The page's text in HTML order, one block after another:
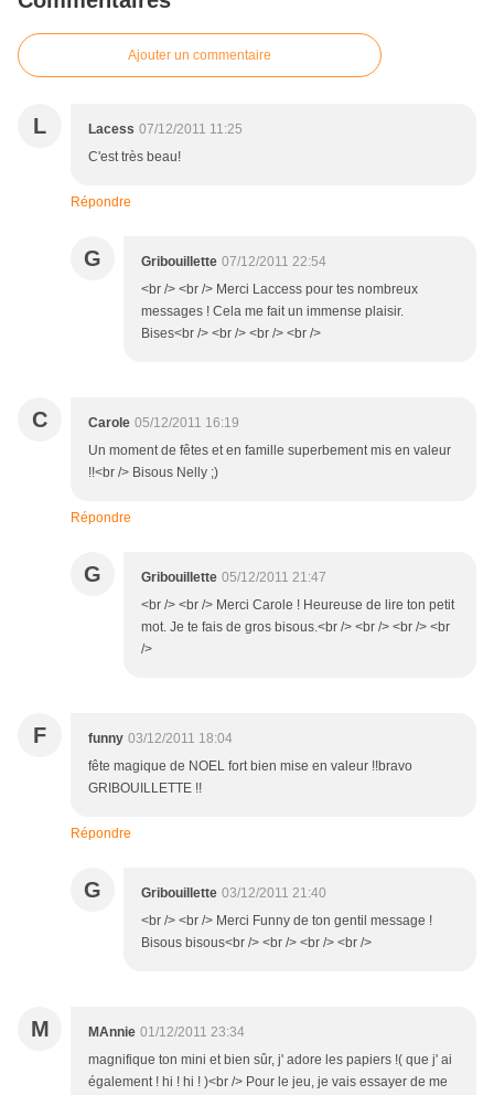
Ajouter un commentaire
L Lacess 07/12/2011 11:25
C'est très beau!
Répondre
G Gribouillette 07/12/2011 22:54
<br /> <br /> Merci Laccess pour tes nombreux
messages ! Cela me fait un immense plaisir.
Bises<br /> <br /> <br /> <br />
C Carole 05/12/2011 16:19
Un moment de fêtes et en famille superbement mis en valeur
!!<br /> Bisous Nelly ;)
Répondre
G Gribouillette 05/12/2011 21:47
<br /> <br /> Merci Carole ! Heureuse de lire ton petit
mot. Je te fais de gros bisous.<br /> <br /> <br /> <br
/>
F funny 03/12/2011 18:04
fête magique de NOEL fort bien mise en valeur !!bravo
GRIBOUILLETTE !!
Répondre
G Gribouillette 03/12/2011 21:40
<br /> <br /> Merci Funny de ton gentil message !
Bisous bisous<br /> <br /> <br /> <br />
M MAnnie 01/12/2011 23:34
magnifique ton mini et bien sûr, j' adore les papiers !( que j' ai
également ! hi ! hi ! )<br /> Pour le jeu, je vais essayer de me